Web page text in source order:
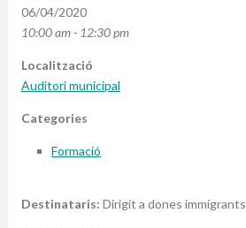
06/04/2020
10:00 am - 12:30 pm
Localització
Auditori municipal
Categories
Formació
Destinataris: Dirigit a dones immigrants